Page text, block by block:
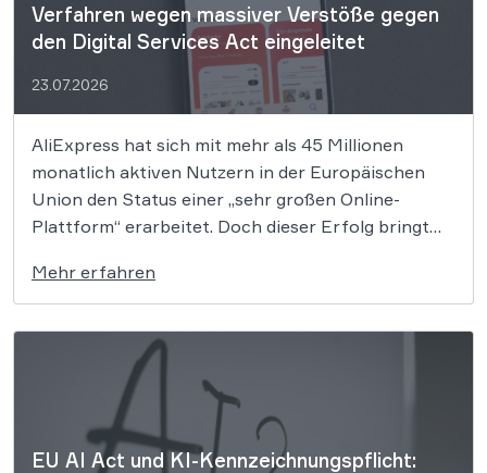
Verfahren wegen massiver Verstöße gegen
den Digital Services Act eingeleitet
23.07.2026
AliExpress hat sich mit mehr als 45 Millionen
monatlich aktiven Nutzern in der Europäischen
Union den Status einer „sehr großen Online-
Plattform“ erarbeitet. Doch dieser Erfolg bringt
Unternehmen nun offenbar systematisch
vernachlässigt hat. EU hat deshalb eine 550-
Millionen-Euro-Strafe gegen AliExpress wegen
Verstößen gegen den […]
Mehr erfahren
EU AI Act und KI-Kennzeichnungspflicht: